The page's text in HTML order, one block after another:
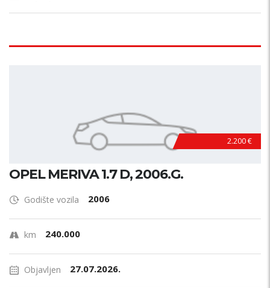
2.200 €
OPEL MERIVA 1.7 D, 2006.G.
Godište vozila 2006
km 240.000
Objavljen 27.07.2026.